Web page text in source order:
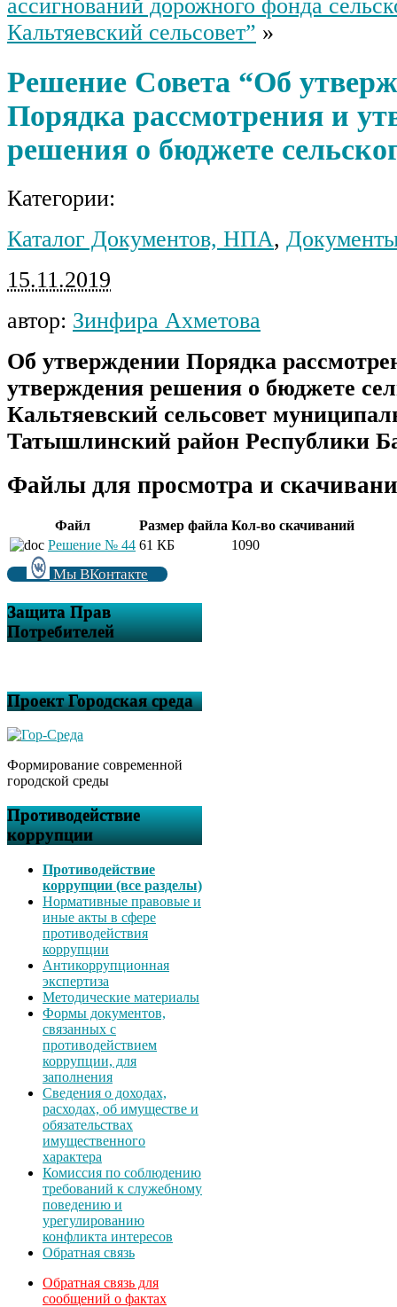
ассигнований дорожного фонда
Кальтяевский сельсовет” »
Решение Совета “Об
Порядка рассмотрения и
решения о бюджете
Категории:
Каталог Документов, НПА,
15.11.2019
автор: Зинфира Ахметова
Об утверждении Порядка
утверждения решения о бюджете
Кальтяевский сельсовет
Татышлинский район Республики
Файлы для просмотра и
Файл Размер файла Кол-во скачиваний
Решение № 44 61 КБ 1090
Мы ВКонтакте
Защита Прав
Потребителей
Проект Городская среда
Формирование современной
городской среды
Противодействие
коррупции
Противодействие
коррупции (все разделы)
Нормативные правовые и
иные акты в сфере
противодействия
коррупции
Антикоррупционная
экспертиза
Методические материалы
Формы документов,
связанных с
противодействием
коррупции, для
заполнения
Сведения о доходах,
расходах, об имуществе и
обязательствах
имущественного
характера
Комиссия по соблюдению
требований к служебному
поведению и
урегулированию
конфликта интересов
Обратная связь
Обратная связь для
сообщений о фактах